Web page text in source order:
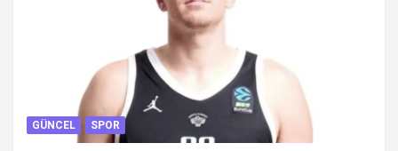
GÜNCEL SPOR